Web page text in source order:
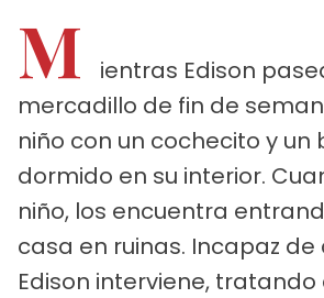
M
ientras Edison
mercadillo de fin de
niño con un cochecito y un
dormido en su interior.
niño, los encuentra
casa en ruinas. Incapaz
Edison interviene,